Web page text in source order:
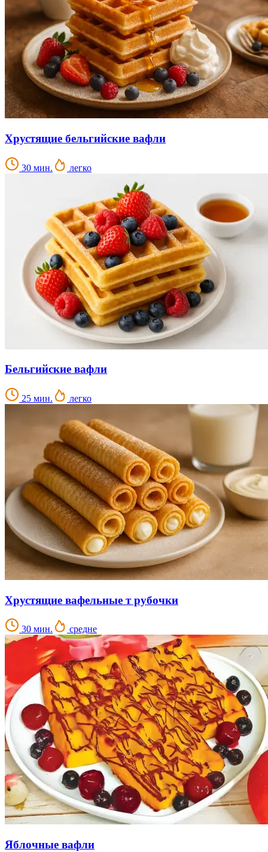
Хрустящие бельгийские вафли
30 мин. легко
Бельгийские вафли
25 мин. легко
Хрустящие вафельные т рубочки
30 мин. средне
Яблочные вафли